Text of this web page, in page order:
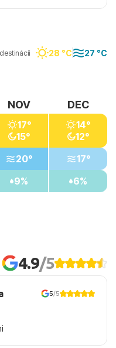
28 °C 27 °C
NOV
17°
15°
20°
9%
DEC
14°
12°
17°
6%
4.9/5
5/5